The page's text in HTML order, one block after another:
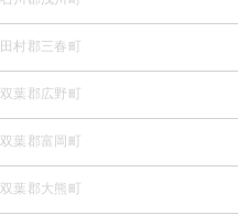
田村郡三春町
双葉郡広野町
双葉郡富岡町
双葉郡大熊町